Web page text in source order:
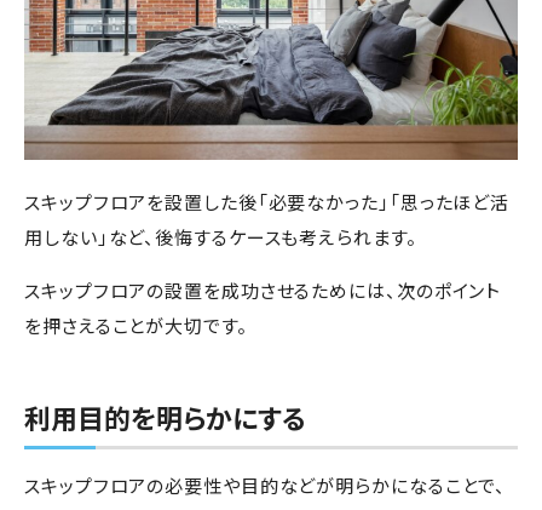
スキップフロアを設置した後「必要なかった」「思ったほど活
用しない」など、後悔するケースも考えられます。
スキップフロアの設置を成功させるためには、次のポイント
を押さえることが大切です。
利用目的を明らかにする
スキップフロアの必要性や目的などが明らかになることで、